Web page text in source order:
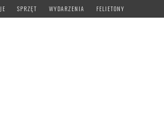
SPRZĘT WYDARZENIA FELIETONY